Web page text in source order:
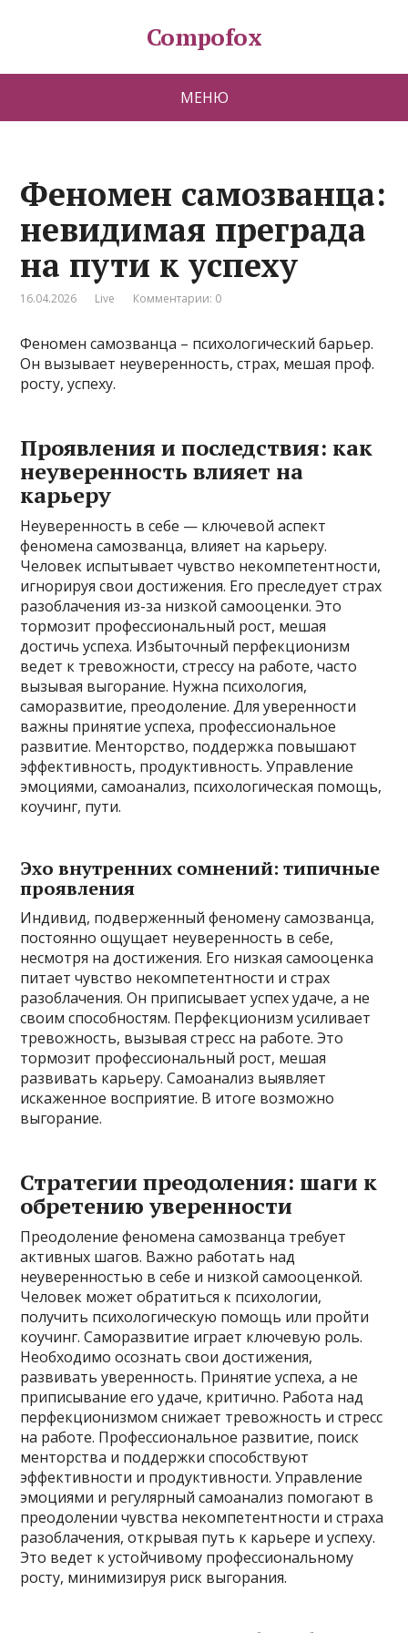
Compofox
МЕНЮ
Феномен самозванца:
невидимая преграда
на пути к успеху
16.04.2026 Live Комментарии: 0
Феномен самозванца – психологический барьер.
Он вызывает неуверенность, страх, мешая проф.
росту, успеху.
Проявления и последствия: как
неуверенность влияет на
карьеру
Неуверенность в себе — ключевой аспект
феномена самозванца, влияет на карьеру.
Человек испытывает чувство некомпетентности,
игнорируя свои достижения. Его преследует страх
разоблачения из-за низкой самооценки. Это
тормозит профессиональный рост, мешая
достичь успеха. Избыточный перфекционизм
ведет к тревожности, стрессу на работе, часто
вызывая выгорание. Нужна психология,
саморазвитие, преодоление. Для уверенности
важны принятие успеха, профессиональное
развитие. Менторство, поддержка повышают
эффективность, продуктивность. Управление
эмоциями, самоанализ, психологическая помощь,
коучинг, пути.
Эхо внутренних сомнений: типичные
проявления
Индивид, подверженный феномену самозванца,
постоянно ощущает неуверенность в себе,
несмотря на достижения. Его низкая самооценка
питает чувство некомпетентности и страх
разоблачения. Он приписывает успех удаче, а не
своим способностям. Перфекционизм усиливает
тревожность, вызывая стресс на работе. Это
тормозит профессиональный рост, мешая
развивать карьеру. Самоанализ выявляет
искаженное восприятие. В итоге возможно
выгорание.
Стратегии преодоления: шаги к
обретению уверенности
Преодоление феномена самозванца требует
активных шагов. Важно работать над
неуверенностью в себе и низкой самооценкой.
Человек может обратиться к психологии,
получить психологическую помощь или пройти
коучинг. Саморазвитие играет ключевую роль.
Необходимо осознать свои достижения,
развивать уверенность. Принятие успеха, а не
приписывание его удаче, критично. Работа над
перфекционизмом снижает тревожность и стресс
на работе. Профессиональное развитие, поиск
менторства и поддержки способствуют
эффективности и продуктивности. Управление
эмоциями и регулярный самоанализ помогают в
преодолении чувства некомпетентности и страха
разоблачения, открывая путь к карьере и успеху.
Это ведет к устойчивому профессиональному
росту, минимизируя риск выгорания.